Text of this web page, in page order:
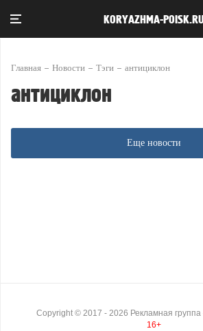
KORYAZHMA-
Главная Новости Тэги антициклон
антициклон
Еще новости
Copyright © 2017 - 2026 Рекламная
16+